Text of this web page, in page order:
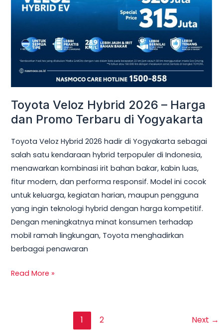
Toyota Veloz Hybrid 2026 – Harga
dan Promo Terbaru di Yogyakarta
Toyota Veloz Hybrid 2026 hadir di Yogyakarta sebagai
salah satu kendaraan hybrid terpopuler di Indonesia,
menawarkan kombinasi irit bahan bakar, kabin luas,
fitur modern, dan performa responsif. Model ini cocok
untuk keluarga, kegiatan harian, maupun pengguna
yang ingin teknologi hybrid dengan harga kompetitif.
Dengan meningkatnya minat konsumen terhadap
mobil ramah lingkungan, Toyota menghadirkan
berbagai penawaran
Read More »
1 2 Next →